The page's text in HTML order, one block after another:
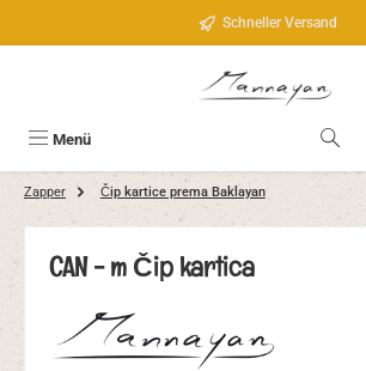
Schneller Versand
Menü
Zapper Čip kartice prema Baklayan
CAN - m Čip kartica